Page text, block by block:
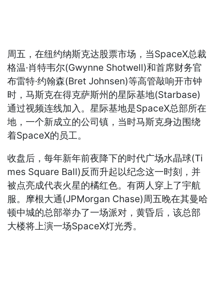
周五，在纽约纳斯克达股票市场，当SpaceX总裁
格温·肖特韦尔(Gwynne Shotwell)和首席财务官
布雷特·约翰森(Bret Johnsen)等高管敲响开市钟
时，马斯克在得克萨斯州的星际基地(Starbase)
通过视频连线加入。星际基地是SpaceX总部所在
地，一个新成立的公司镇，当时马斯克身边围绕
着SpaceX的员工。
收盘后，每年新年前夜降下的时代广场水晶球(Ti
mes Square Ball)反而升起以纪念这一时刻，并
被点亮成代表火星的橘红色。有两人穿上了宇航
服。摩根大通(JPMorgan Chase)周五晚在其曼哈
顿中城的总部举办了一场派对，黄昏后，该总部
大楼将上演一场SpaceX灯光秀。